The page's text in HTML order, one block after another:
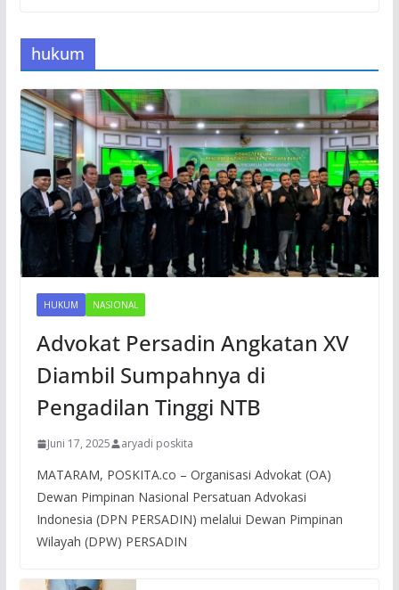
hukum
HUKUM NASIONAL
Advokat Persadin Angkatan XV
Diambil Sumpahnya di
Pengadilan Tinggi NTB
Juni 17, 2025 aryadi poskita
MATARAM, POSKITA.co – Organisasi Advokat (OA)
Dewan Pimpinan Nasional Persatuan Advokasi
Indonesia (DPN PERSADIN) melalui Dewan Pimpinan
Wilayah (DPW) PERSADIN